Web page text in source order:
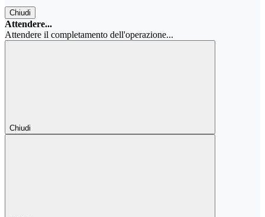
Chiudi
Attendere...
Attendere il completamento dell'operazione...
Chiudi